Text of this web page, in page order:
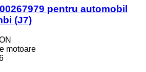
pentru automobil
(J7)
motoare